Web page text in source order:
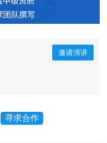
邀请演讲
寻求合作